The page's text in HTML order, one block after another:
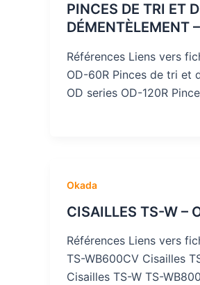
PINCES DE TRI ET
DÉMENTÈLEMENT
Références Liens vers
OD-60R Pinces de tri et
OD series OD-120R
Okada
CISAILLES TS-W –
Références Liens vers
TS-WB600CV Cisailles
Cisailles TS-W TS-